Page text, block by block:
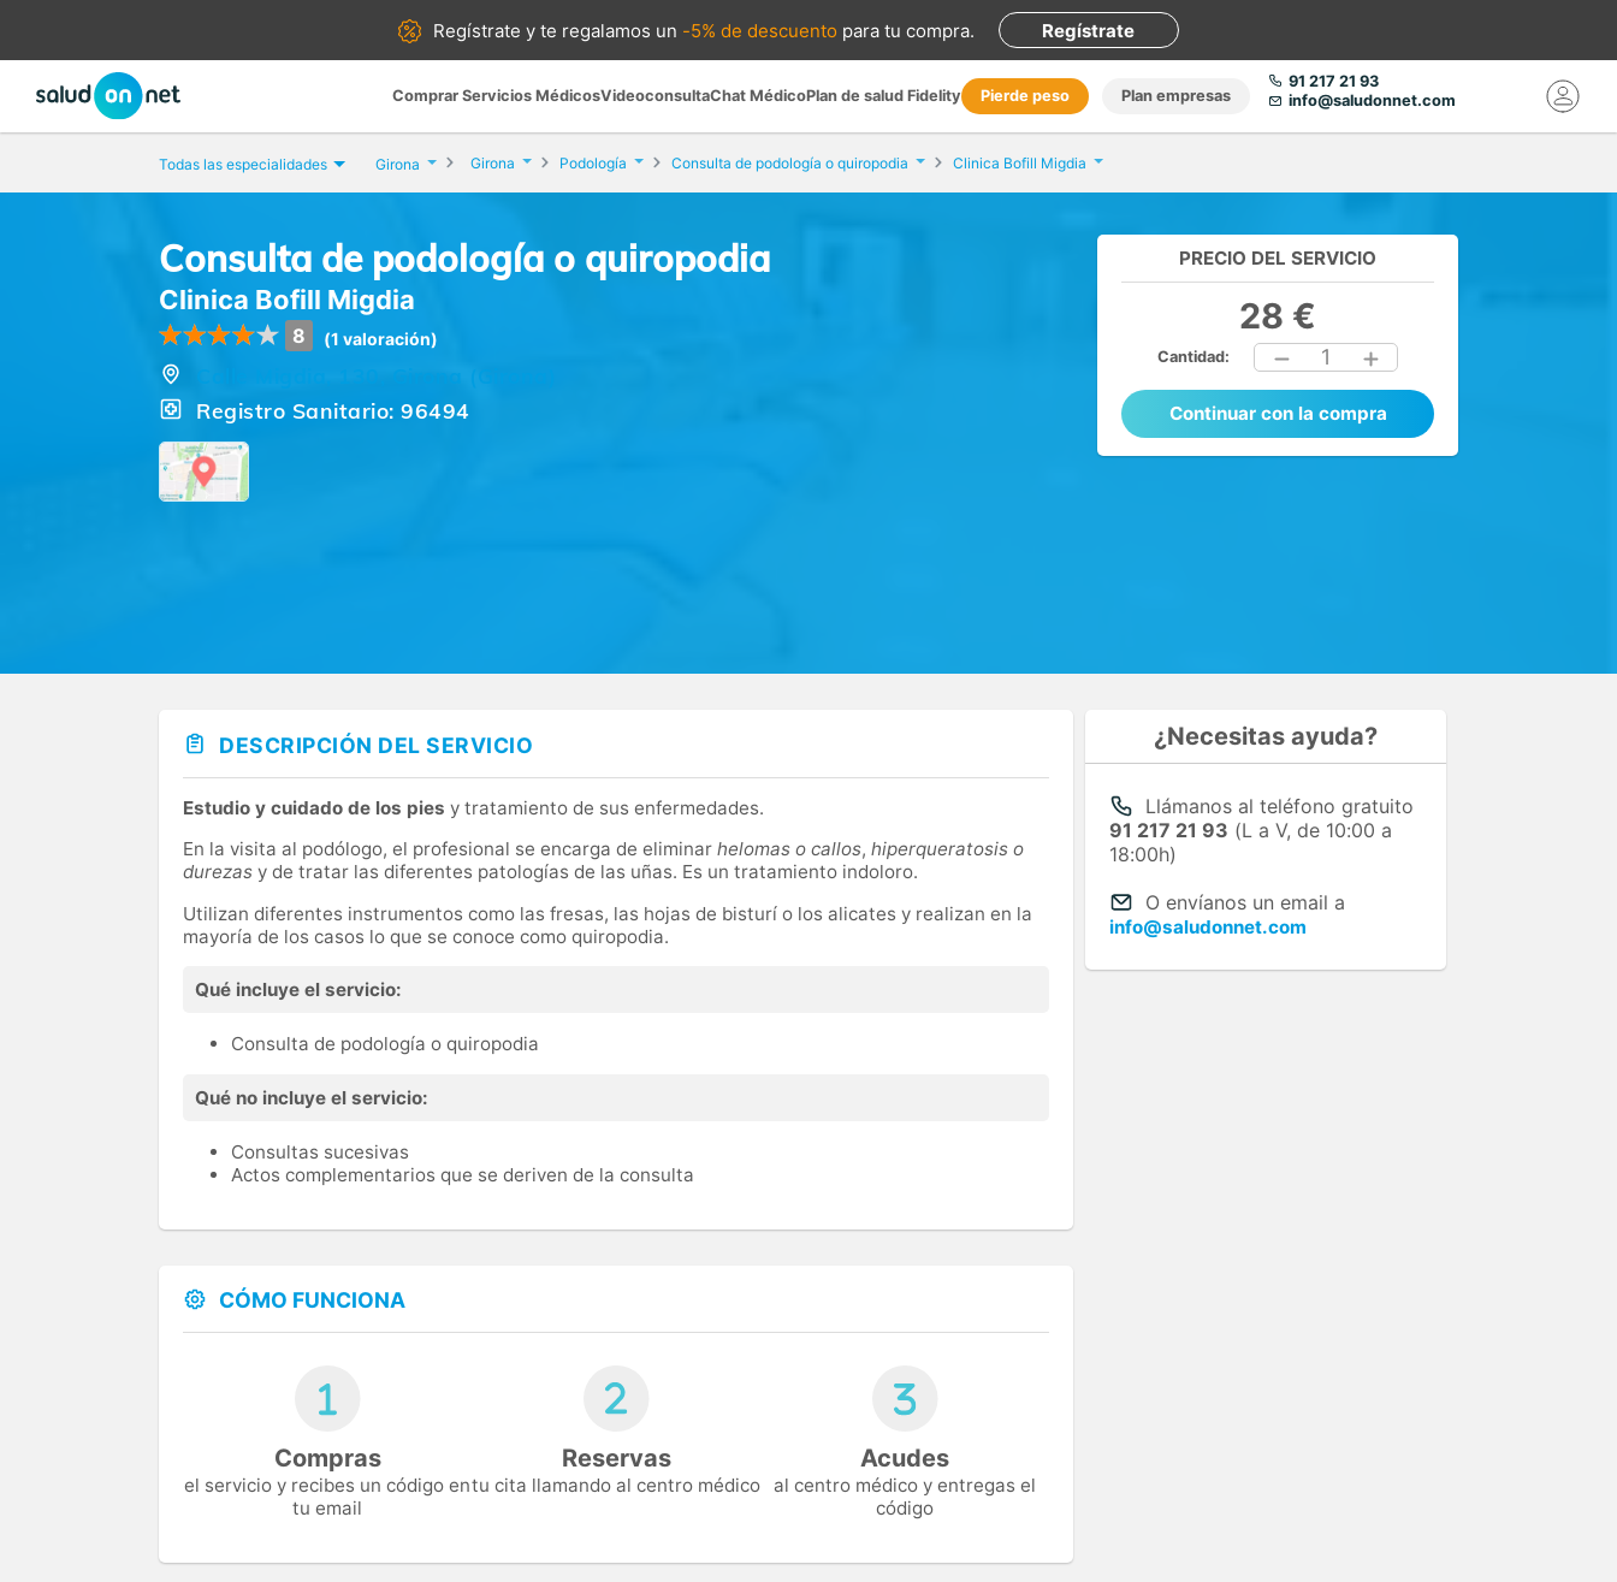
Regístrate yte regalamos un -5% de descuento para tu compra. Regístrate
Comprar Servicios MédicosVideoconsultaChat MédicoPlan de salud Fidelity Pierde peso Plan empresas
91 217 21 93
info@saludonnet.com
Todas las especialidades Girona Girona Podología Consulta de podología o quiropodia Clinica Bofill Migdia
Consulta de podología o quiropodia
Clinica Bofill Migdia
8 (1 valoración)
Registro Sanitario: 96494
PRECIO DEL SERVICIO
28 €
Cantidad: 1
Continuar con la compra
DESCRIPCIÓN DEL SERVICIO
Estudio y cuidado de los pies y tratamiento de sus enfermedades.
En la visita al podólogo, el profesional se encarga de eliminar helomas o callos, hiperqueratosis o
durezas y de tratar las diferentes patologías de las uñas. Es un tratamiento indoloro.
Utilizan diferentes instrumentos como las fresas, las hojas de bisturí o los alicates y realizan en la
mayoría de los casos lo que se conoce como quiropodia.
Qué incluye el servicio:
Consulta de podología o quiropodia
Qué no incluye el servicio:
Consultas sucesivas
Actos complementarios que se deriven de la consulta
CÓMO FUNCIONA
Compras
el servicio y recibes un código en
tu email
Reservas
tu cita llamando al centro médico
Acudes
al centro médico y entregas el
código
¿Necesitas ayuda?
Llámanos al teléfono gratuito
91 217 21 93 (L a V, de 10:00 a
18:00h)
O envíanos un email a
info@saludonnet.com